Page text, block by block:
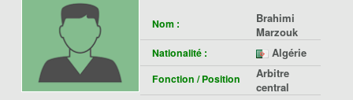
Nom :
Brahimi
Marzouk
Nationalité : Algérie
Fonction / Position
Arbitre
central